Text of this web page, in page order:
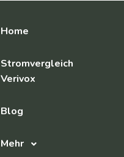
Home
Stromvergleich
Verivox
Blog
Mehr